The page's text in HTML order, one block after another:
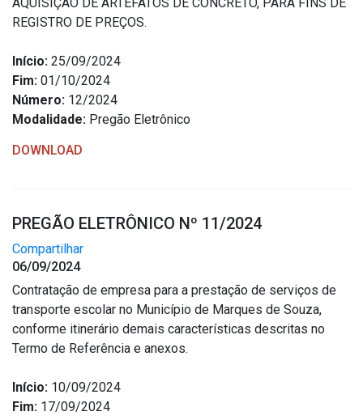
REGISTRO DE PREÇOS.
Início: 25/09/2024
Fim: 01/10/2024
Número: 12/2024
Modalidade: Pregão Eletrônico
DOWNLOAD
PREGÃO ELETRÔNICO Nº 11/2024
Compartilhar
06/09/2024
Contratação de empresa para a prestação de serviços de
transporte escolar no Município de Marques de Souza,
conforme itinerário demais características descritas no
Termo de Referência e anexos.
Início: 10/09/2024
Fim: 17/09/2024